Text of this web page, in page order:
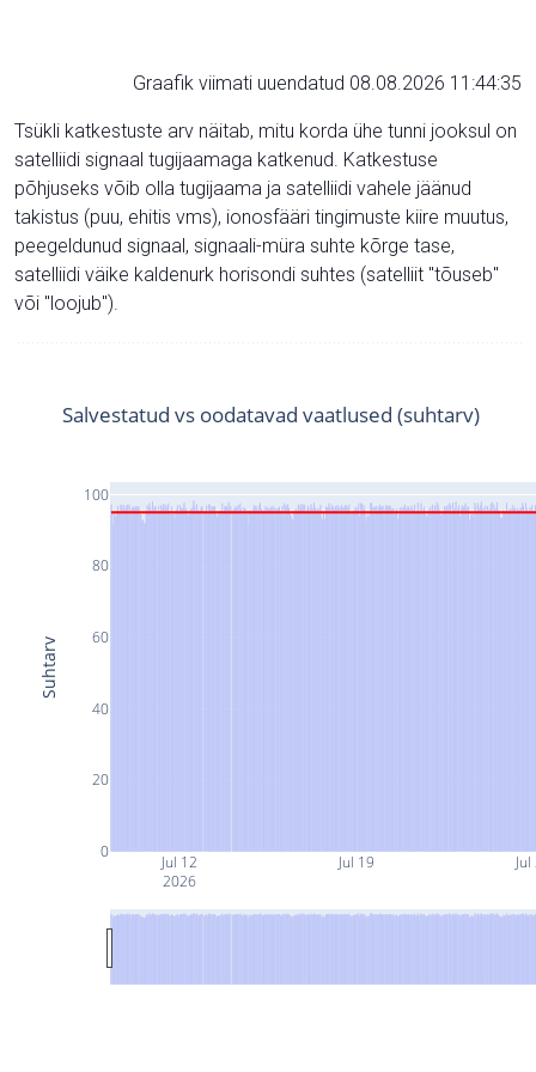
Graafik viimati uuendatud 08.08.2026 11:44:35
Tsükli katkestuste arv näitab, mitu korda ühe tunni jooksul on
satelliidi signaal tugijaamaga katkenud. Katkestuse
põhjuseks võib olla tugijaama ja satelliidi vahele jäänud
takistus (puu, ehitis vms), ionosfääri tingimuste kiire muutus,
peegeldunud signaal, signaali-müra suhte kõrge tase,
satelliidi väike kaldenurk horisondi suhtes (satelliit "tõuseb"
või "loojub").
Jul 12
2026
Jul 19
0
20
40
60
80
100
Salvestatud vs oodatavad vaatlused (suhtarv)
Suhtarv